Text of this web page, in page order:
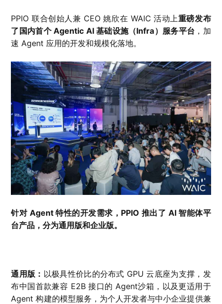
PPIO 联合创始人兼 CEO 姚欣在 WAIC 活动上重磅发布
了国内首个 Agentic AI 基础设施（Infra）服务平台 ，加
速 Agent 应用的开发和规模化落地。
针对 Agent 特性的开发需求，PPIO 推出了 AI 智能体平
台产品，分为通用版和企业版。
通用版： 以极具性价比的分布式 GPU 云底座为支撑，发
布中国首款兼容 E2B 接口的 Agent沙箱，以及更适用于
Agent 构建的模型服务，为个人开发者与中小企业提供兼